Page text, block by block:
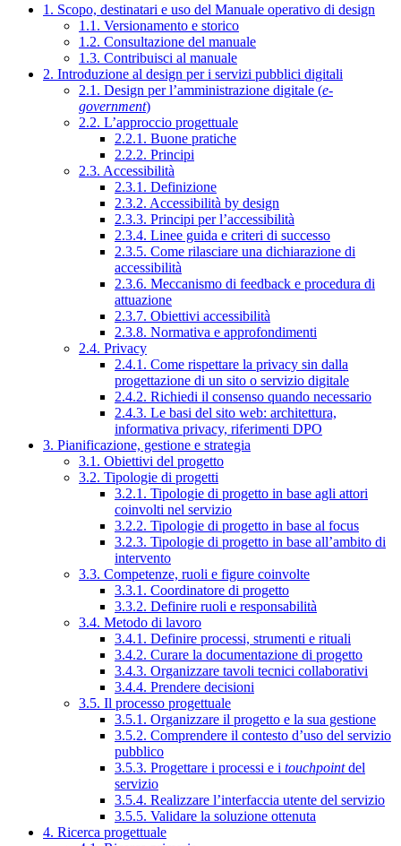
1. Scopo, destinatari e uso del Manuale operativo di design
1.1. Versionamento e storico
1.2. Consultazione del manuale
1.3. Contribuisci al manuale
2. Introduzione al design per i servizi pubblici digitali
2.1. Design per l’amministrazione digitale (e-
government)
2.2. L’approccio progettuale
2.2.1. Buone pratiche
2.2.2. Principi
2.3. Accessibilità
2.3.1. Definizione
2.3.2. Accessibilità by design
2.3.3. Principi per l’accessibilità
2.3.4. Linee guida e criteri di successo
2.3.5. Come rilasciare una dichiarazione di
accessibilità
2.3.6. Meccanismo di feedback e procedura di
attuazione
2.3.7. Obiettivi accessibilità
2.3.8. Normativa e approfondimenti
2.4. Privacy
2.4.1. Come rispettare la privacy sin dalla
progettazione di un sito o servizio digitale
2.4.2. Richiedi il consenso quando necessario
2.4.3. Le basi del sito web: architettura,
informativa privacy, riferimenti DPO
3. Pianificazione, gestione e strategia
3.1. Obiettivi del progetto
3.2. Tipologie di progetti
3.2.1. Tipologie di progetto in base agli attori
coinvolti nel servizio
3.2.2. Tipologie di progetto in base al focus
3.2.3. Tipologie di progetto in base all’ambito di
intervento
3.3. Competenze, ruoli e figure coinvolte
3.3.1. Coordinatore di progetto
3.3.2. Definire ruoli e responsabilità
3.4. Metodo di lavoro
3.4.1. Definire processi, strumenti e rituali
3.4.2. Curare la documentazione di progetto
3.4.3. Organizzare tavoli tecnici collaborativi
3.4.4. Prendere decisioni
3.5. Il processo progettuale
3.5.1. Organizzare il progetto e la sua gestione
3.5.2. Comprendere il contesto d’uso del servizio
pubblico
3.5.3. Progettare i processi e i touchpointdel
servizio
3.5.4. Realizzare l’interfaccia utente del servizio
3.5.5. Validare la soluzione ottenuta
4. Ricerca progettuale